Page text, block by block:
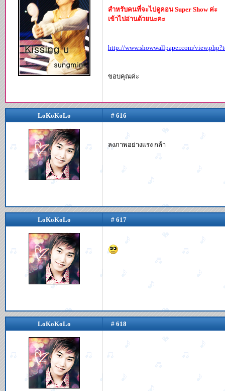
สำหรับคนที่จะไปดูคอน Super Show ค่ะ
เข้าไปอ่านด้วยนะคะ
http://www.showwallpaper.com/
ขอบคุณค่ะ
LoKoKoLo # 616
ลงภาพอย่างแรง กล้า
LoKoKoLo # 617
LoKoKoLo # 618